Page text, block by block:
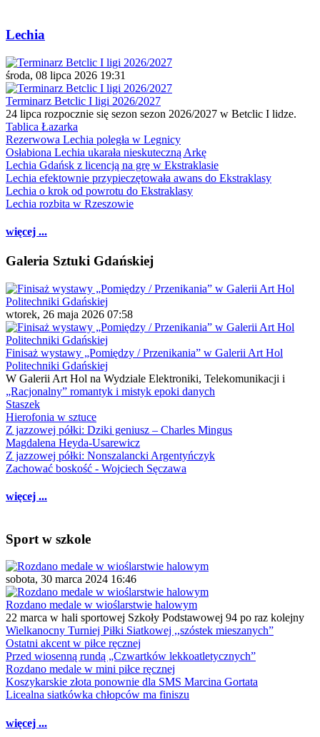
Lechia
środa, 08 lipca 2026 19:31
Terminarz Betclic I ligi 2026/2027
24 lipca rozpocznie się sezon sezon 2026/2027 w Betclic I lidze.
Tablica Łazarka
Rezerwowa Lechia poległa w Legnicy
Osłabiona Lechia ukarała nieskuteczną Arkę
Lechia Gdańsk z licencją na grę w Ekstraklasie
Lechia efektownie przypieczętowała awans do Ekstraklasy
Lechia o krok od powrotu do Ekstraklasy
Lechia rozbita w Rzeszowie
więcej ...
Galeria Sztuki Gdańskiej
wtorek, 26 maja 2026 07:58
Finisaż wystawy „Pomiędzy / Przenikania” w Galerii Art Hol
Politechniki Gdańskiej
W Galerii Art Hol na Wydziale Elektroniki, Telekomunikacji i
„Racjonalny” romantyk i mistyk epoki danych
Staszek
Hierofonia w sztuce
Z jazzowej półki: Dziki geniusz – Charles Mingus
Magdalena Heyda-Usarewicz
Z jazzowej półki: Nonszalancki Argentyńczyk
Zachować boskość - Wojciech Sęczawa
więcej ...
Sport w szkole
sobota, 30 marca 2024 16:46
Rozdano medale w wioślarstwie halowym
22 marca w hali sportowej Szkoły Podstawowej 94 po raz kolejny
Wielkanocny Turniej Piłki Siatkowej ,,szóstek mieszanych”
Ostatni akcent w piłce ręcznej
Przed wiosenną rundą „Czwartków lekkoatletycznych”
Rozdano medale w mini piłce ręcznej
Koszykarskie złota ponownie dla SMS Marcina Gortata
Licealna siatkówka chłopców ma finiszu
więcej ...